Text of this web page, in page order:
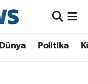
Dünya Politika